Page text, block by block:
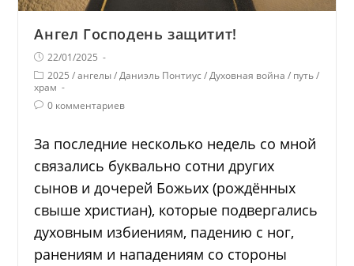
Ангел Господень защитит!
22/01/2025
2025 / ангелы / Даниэль Понтиус / Духовная война / путь /
храм
0 комментариев
За последние несколько недель со мной
связались буквально сотни других
сынов и дочерей Божьих (рождённых
свыше христиан), которые подвергались
духовным избиениям, падению с ног,
ранениям и нападениям со стороны